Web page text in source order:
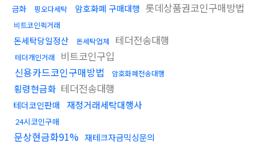
금화
핑오다세탁 암호화폐 구매대행 롯데상품권코인구매방법
비트코인퀵거래
돈세탁당일정산 돈세탁업체 테더전송대행
테더개인거래
비트코인구입
신용카드코인구매방법
암호화폐전송대행
횡령현금화 테더전송대행
테더코인판매 재정거래세탁대행사
24시코인구매
문상현금화91% 재테크자금믹싱문의